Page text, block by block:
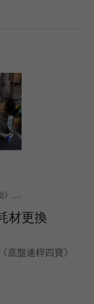
《底盤｜四輪定位｜調胎》, 《底盤｜零件、耗材更換》, 【中台灣｜台中·西屯店】, Tesla Model 3
材更換
盤連桿四寶》